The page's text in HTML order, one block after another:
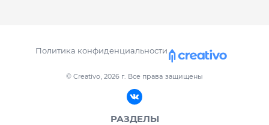
© Creativo, 2026 г. Все права защищены
Политика конфиденциальности
РАЗДЕЛЫ